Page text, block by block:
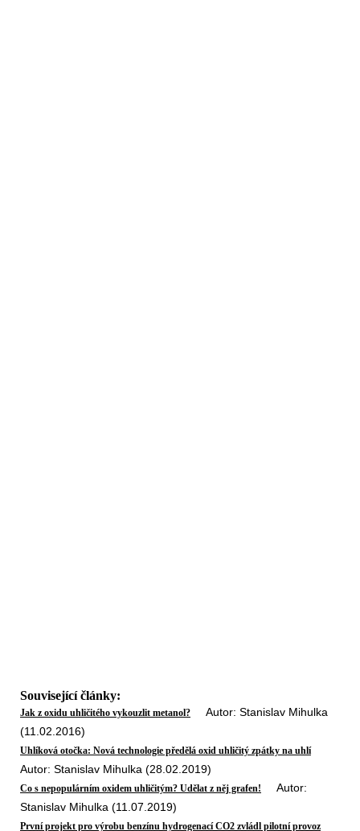
Související články:
Jak z oxidu uhličitého vykouzlit metanol? Autor: Stanislav Mihulka
(11.02.2016)
Uhlíková otočka: Nová technologie předělá oxid uhličitý zpátky na uhlí
Autor: Stanislav Mihulka (28.02.2019)
Co s nepopulárním oxidem uhličitým? Udělat z něj grafen!
Autor:
Stanislav Mihulka (11.07.2019)
První projekt pro výrobu benzínu hydrogenací CO2 zvládl pilotní provoz